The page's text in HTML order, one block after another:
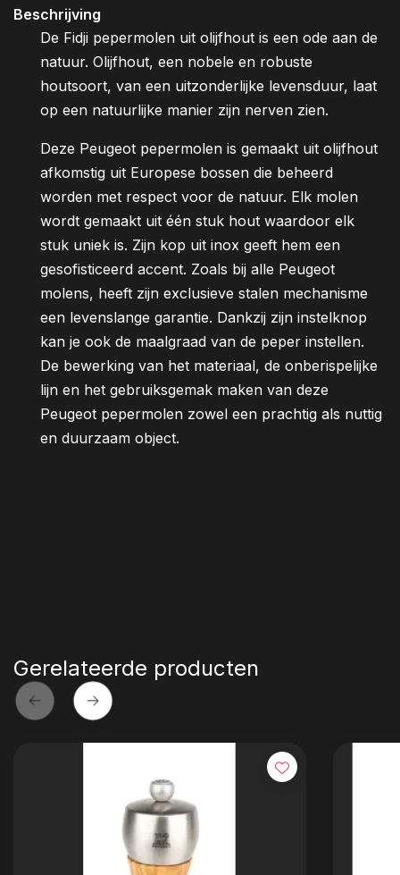
Beschrijving
De Fidji pepermolen uit olijfhout is een ode aan de
natuur. Olijfhout, een nobele en robuste
houtsoort, van een uitzonderlijke levensduur, laat
op een natuurlijke manier zijn nerven zien.
Deze Peugeot pepermolen is gemaakt uit olijfhout
afkomstig uit Europese bossen die beheerd
worden met respect voor de natuur. Elk molen
wordt gemaakt uit één stuk hout waardoor elk
stuk uniek is. Zijn kop uit inox geeft hem een
gesofisticeerd accent. Zoals bij alle Peugeot
molens, heeft zijn exclusieve stalen mechanisme
een levenslange garantie. Dankzij zijn instelknop
kan je ook de maalgraad van de peper instellen.
De bewerking van het materiaal, de onberispelijke
lijn en het gebruiksgemak maken van deze
Peugeot pepermolen zowel een prachtig als nuttig
en duurzaam object.
Gerelateerde producten